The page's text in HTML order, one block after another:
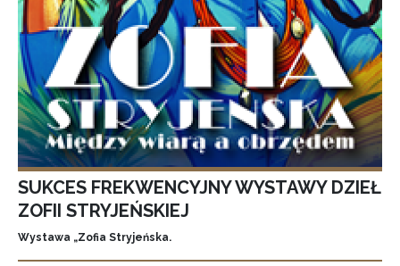
SUKCES FREKWENCYJNY WYSTAWY DZIEŁ
ZOFII STRYJEŃSKIEJ
Wystawa „Zofia Stryjeńska.